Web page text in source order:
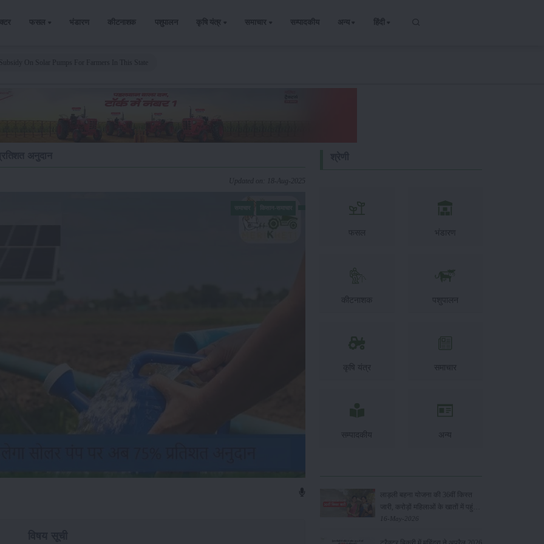
फसल भंडारण कीटनाशक पशुपालन कृषि यंत्र समाचार सम्पादकीय अन्य हिंदी
Updated on: 18-Aug-2025
फसल भंडारण
कीटनाशक पशुपालन
कृषि यंत्र समाचार
सम्पादकीय अन्य
लाड़ली बहना योजना की 36वीं किस्त
जारी, करोड़ों महिलाओं के खातों में पहुंचे
1500 रुपये
16-May-2026